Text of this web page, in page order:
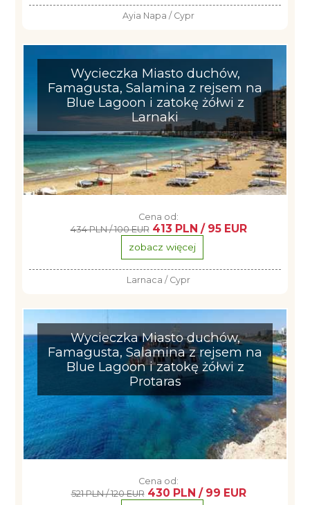
Ayia Napa / Cypr
Wycieczka Miasto duchów,
Famagusta, Salamina z rejsem na
Blue Lagoon i zatokę żółwi z
Larnaki
Cena od:
434 PLN / 100 EUR 413 PLN / 95 EUR
zobacz więcej
Larnaca / Cypr
Wycieczka Miasto duchów,
Famagusta, Salamina z rejsem na
Blue Lagoon i zatokę żółwi z
Protaras
Cena od:
521 PLN / 120 EUR 430 PLN / 99 EUR